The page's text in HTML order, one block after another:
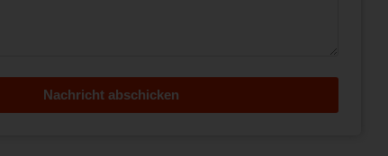
Nachricht abschicken